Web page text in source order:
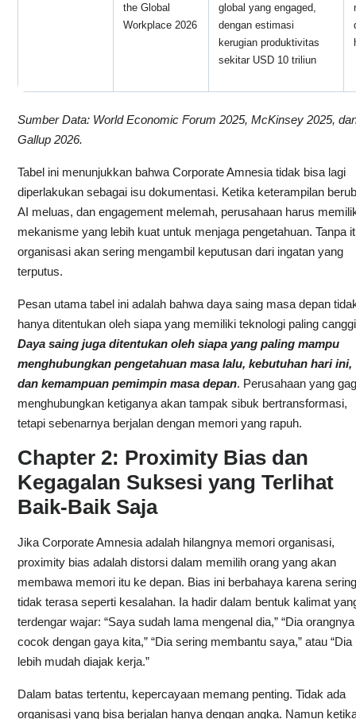
the Global
Workplace 2026
global yang engaged,
dengan estimasi
kerugian produktivitas
sekitar USD 10 triliun
Sumber Data: World Economic Forum 2025, McKinsey 2025,
Gallup 2026.
Tabel ini menunjukkan bahwa Corporate Amnesia tidak bisa lagi
diperlakukan sebagai isu dokumentasi. Ketika keterampilan
AI meluas, dan engagement melemah, perusahaan harus
mekanisme yang lebih kuat untuk menjaga pengetahuan. Tanpa
organisasi akan sering mengambil keputusan dari ingatan yang
terputus.
Pesan utama tabel ini adalah bahwa daya saing masa depan
hanya ditentukan oleh siapa yang memiliki teknologi paling
Daya saing juga ditentukan oleh siapa yang paling mampu
menghubungkan pengetahuan masa lalu, kebutuhan hari ini,
dan kemampuan pemimpin masa depan. Perusahaan yang
menghubungkan ketiganya akan tampak sibuk bertransformasi,
tetapi sebenarnya berjalan dengan memori yang rapuh.
Chapter 2: Proximity Bias dan
Kegagalan Suksesi yang Terlihat
Baik-Baik Saja
Jika Corporate Amnesia adalah hilangnya memori organisasi,
proximity bias adalah distorsi dalam memilih orang yang akan
membawa memori itu ke depan. Bias ini berbahaya karena sering
tidak terasa seperti kesalahan. Ia hadir dalam bentuk kalimat
terdengar wajar: “Saya sudah lama mengenal dia,” “Dia orangnya
cocok dengan gaya kita,” “Dia sering membantu saya,” atau “Dia
lebih mudah diajak kerja.”
Dalam batas tertentu, kepercayaan memang penting. Tidak ada
organisasi yang bisa berjalan hanya dengan angka. Namun